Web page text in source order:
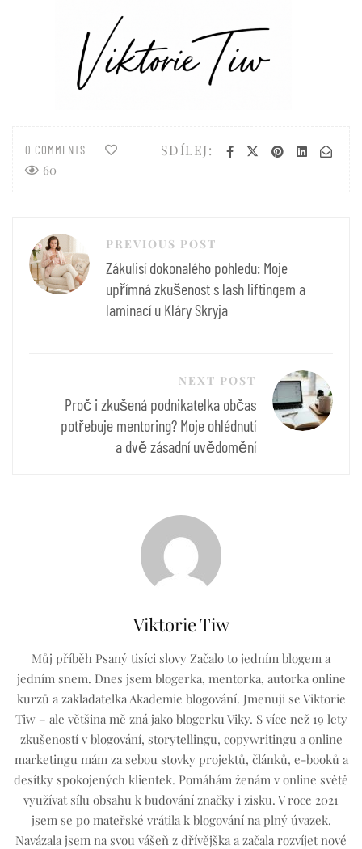
SDÍLEJ:
0 COMMENTS
60
Navigace
pro
příspěvek
PREVIOUS POST
Zákulisí dokonalého pohledu: Moje
upřímná zkušenost s lash liftingem a
laminací u Kláry Skryja
NEXT POST
Proč i zkušená podnikatelka občas
potřebuje mentoring? Moje ohlédnutí
a dvě zásadní uvědomění
Viktorie Tiw
Můj příběh Psaný tisíci slovy Začalo to jedním blogem a
jedním snem. Dnes jsem blogerka, mentorka, autorka online
kurzů a zakladatelka Akademie blogování. Jmenuji se Viktorie
Tiw – ale většina mě zná jako blogerku Viky. S více než 19 lety
zkušeností v blogování, storytellingu, copywritingu a online
marketingu mám za sebou stovky projektů, článků, e-booků a
desítky spokojených klientek. Pomáhám ženám v online světě
využívat sílu obsahu k budování značky i zisku. V roce 2021
jsem se po mateřské vrátila k blogování na plný úvazek.
Navázala jsem na svou vášeň z dřívějška a začala rozvíjet nové